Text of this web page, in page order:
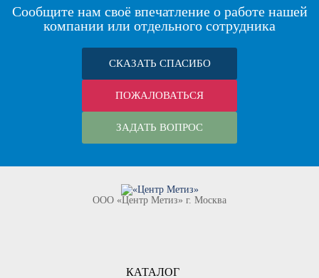
Сообщите нам своё впечатление о работе нашей
компании или отдельного сотрудника
СКАЗАТЬ СПАСИБО
ПОЖАЛОВАТЬСЯ
ЗАДАТЬ ВОПРОС
ООО «Центр Метиз» г. Москва
КАТАЛОГ